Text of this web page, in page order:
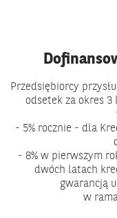
Przedsiębiorcy
odsetek za okres
- 5% rocznie - dla
- 8% w pierwszym
dwóch latach
gwarancją
w